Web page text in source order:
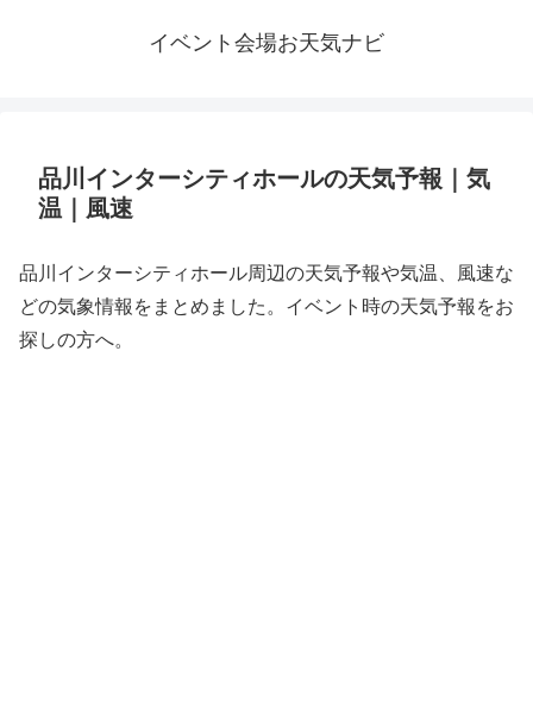
イベント会場お天気ナビ
品川インターシティホールの天気予報｜気
温｜風速
品川インターシティホール周辺の天気予報や気温、風速な
どの気象情報をまとめました。イベント時の天気予報をお
探しの方へ。